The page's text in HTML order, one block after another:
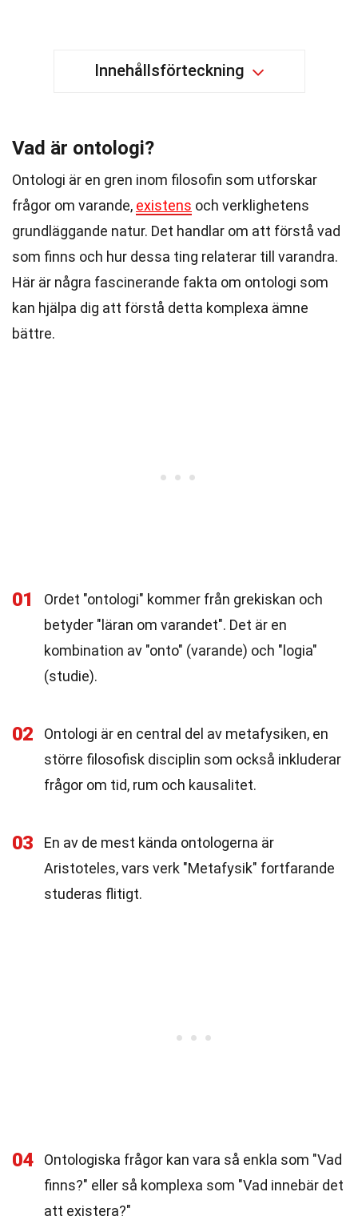
Innehållsförteckning
Vad är ontologi?
Ontologi är en gren inom filosofin som utforskar
frågor om varande, existens och verklighetens
grundläggande natur. Det handlar om att förstå vad
som finns och hur dessa ting relaterar till varandra.
Här är några fascinerande fakta om ontologi som
kan hjälpa dig att förstå detta komplexa ämne
bättre.
01
Ordet "ontologi" kommer från grekiskan och
betyder "läran om varandet". Det är en
kombination av "onto" (varande) och "logia"
(studie).
02
Ontologi är en central del av metafysiken, en
större filosofisk disciplin som också inkluderar
frågor om tid, rum och kausalitet.
03
En av de mest kända ontologerna är
Aristoteles, vars verk "Metafysik" fortfarande
studeras flitigt.
04
Ontologiska frågor kan vara så enkla som "Vad
finns?" eller så komplexa som "Vad innebär det
att existera?"